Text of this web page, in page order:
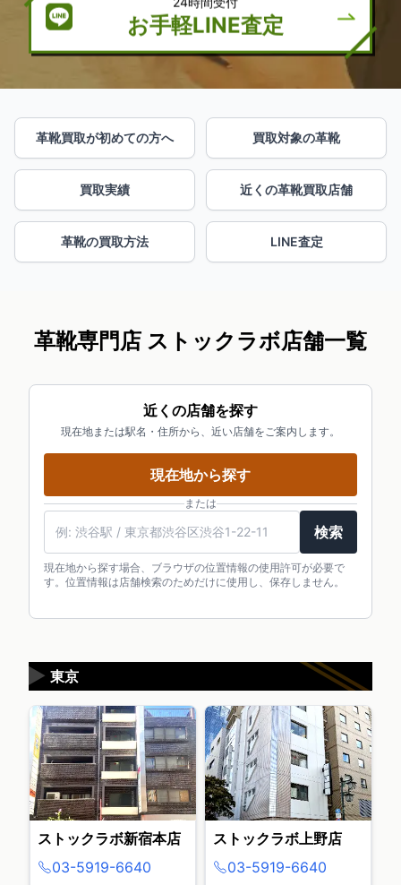
24時間受付
お手軽LINE査定
革靴買取が初めての方へ 買取対象の革靴
買取実績 近くの革靴買取店舗
革靴の買取方法 LINE査定
革靴専門店 ストックラボ店舗一覧
近くの店舗を探す
現在地または駅名・住所から、近い店舗をご案内します。
現在地から探す
または
検索
現在地から探す場合、ブラウザの位置情報の使用許可が必要で
す。位置情報は店舗検索のためだけに使用し、保存しません。
東京
▶
ストックラボ新宿本店
03-5919-6640
ストックラボ上野店
03-5919-6640